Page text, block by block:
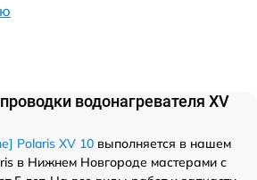
водонагревателя XV
Polaris XV 10 выполняется в нашем
в Нижнем Новгороде мастерами с